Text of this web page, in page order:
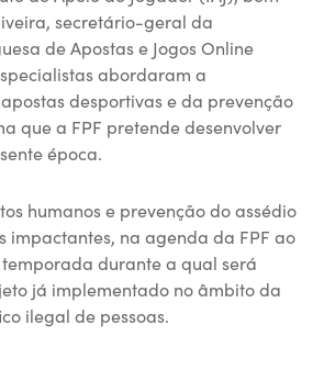
secretário-geral da
de Apostas e Jogos Online
abordaram a
desportivas e da prevenção
que a FPF pretende desenvolver
época.
humanos e prevenção do assédio
impactantes, na agenda da FPF ao
durante a qual será
já implementado no âmbito da
ilegal de pessoas.